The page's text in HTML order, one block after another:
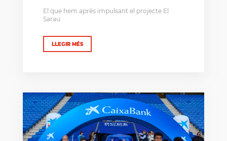
El que hem après impulsant el projecte El
Sarau
LLEGIR MÉS